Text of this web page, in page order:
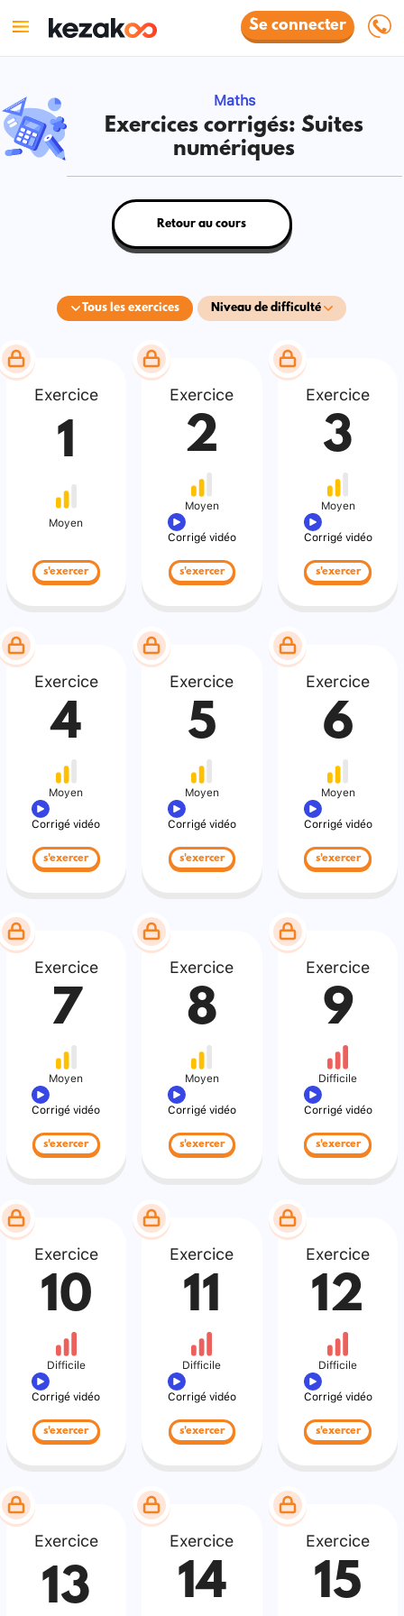
Se connecter
Maths
Exercices corrigés: Suites
numériques
Tous les exercices Niveau de difficulté
Retour au cours
Exercice
1
Moyen
s'exercer
Exercice
2
Moyen
Corrigé vidéo
s'exercer
Exercice
3
Moyen
Corrigé vidéo
s'exercer
Exercice
4
Moyen
Corrigé vidéo
s'exercer
Exercice
5
Moyen
Corrigé vidéo
s'exercer
Exercice
6
Moyen
Corrigé vidéo
s'exercer
Exercice
7
Moyen
Corrigé vidéo
s'exercer
Exercice
8
Moyen
Corrigé vidéo
s'exercer
Exercice
9
Difficile
Corrigé vidéo
s'exercer
Exercice
10
Difficile
Corrigé vidéo
s'exercer
Exercice
11
Difficile
Corrigé vidéo
s'exercer
Exercice
12
Difficile
Corrigé vidéo
s'exercer
Exercice
13
Exercice
14
Exercice
15